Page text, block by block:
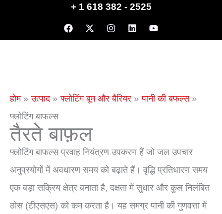
बढ़ने
+ 1 618 382 - 2525
होम उत्पाद फ्लोटिंग बूम और बैरियर
पानी की बफल्स
फ्लोटिंग बाफल्स
तैरते बाफ़ल
फ्लोटिंग बाफल्स प्रवाह नियंत्रण उपकरण हैं जो जल उपचार
अनुप्रयोगों में अवधारण समय को बढ़ाते हैं। वृद्धि प्रतिधारण समय
एक बड़ा सक्रिय क्षेत्र बनाता है, दक्षता में सुधार और कुल निलंबित
ठोस (टीएसएस) को कम करता है। यह समग्र पानी की गुणवत्ता में